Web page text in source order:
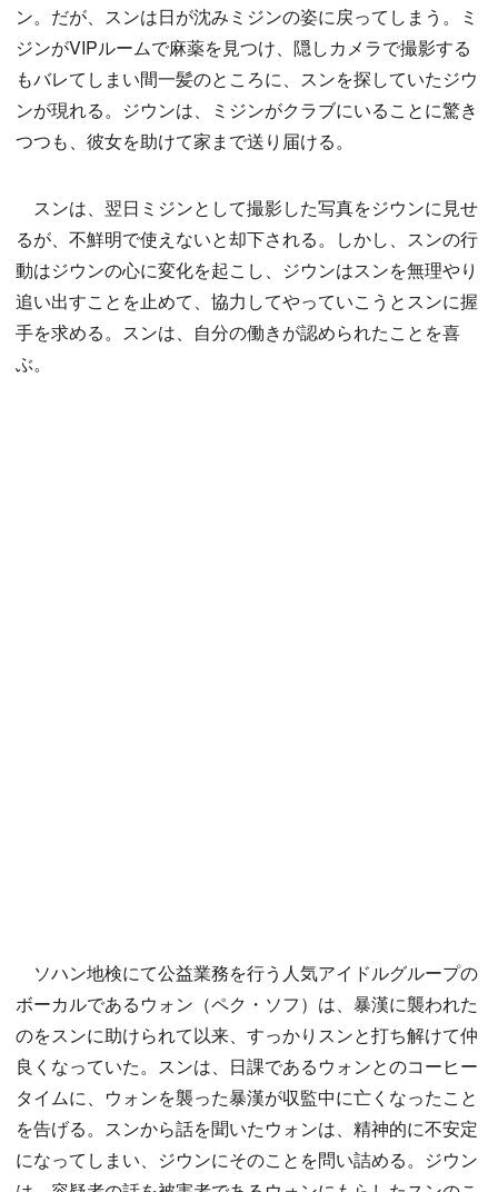
ン。だが、スンは日が沈みミジンの姿に戻ってしまう。ミ
ジンがVIPルームで麻薬を見つけ、隠しカメラで撮影する
もバレてしまい間一髪のところに、スンを探していたジウ
ンが現れる。ジウンは、ミジンがクラブにいることに驚き
つつも、彼女を助けて家まで送り届ける。
スンは、翌日ミジンとして撮影した写真をジウンに見せ
るが、不鮮明で使えないと却下される。しかし、スンの行
動はジウンの心に変化を起こし、ジウンはスンを無理やり
追い出すことを止めて、協力してやっていこうとスンに握
手を求める。スンは、自分の働きが認められたことを喜
ぶ。
ソハン地検にて公益業務を行う人気アイドルグループの
ボーカルであるウォン（ペク・ソフ）は、暴漢に襲われた
のをスンに助けられて以来、すっかりスンと打ち解けて仲
良くなっていた。スンは、日課であるウォンとのコーヒー
タイムに、ウォンを襲った暴漢が収監中に亡くなったこと
を告げる。スンから話を聞いたウォンは、精神的に不安定
になってしまい、ジウンにそのことを問い詰める。ジウン